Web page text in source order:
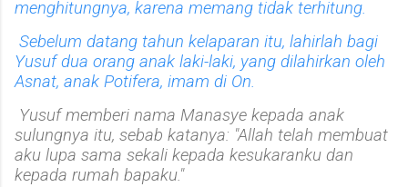
menghitungnya, karena memang tidak terhitung.
Sebelum datang tahun kelaparan itu, lahirlah bagi
Yusuf dua orang anak laki-laki, yang dilahirkan oleh
Asnat, anak Potifera, imam di On.
Yusuf memberi nama Manasye kepada anak
sulungnya itu, sebab katanya: "Allah telah membuat
aku lupa sama sekali kepada kesukaranku dan
kepada rumah bapaku."